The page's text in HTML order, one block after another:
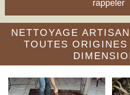
NETTOYAGE
TOUTES